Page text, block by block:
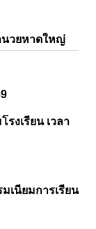
นวยหาดใหญ่
งเรียน เวลา
เนียมการเรียน